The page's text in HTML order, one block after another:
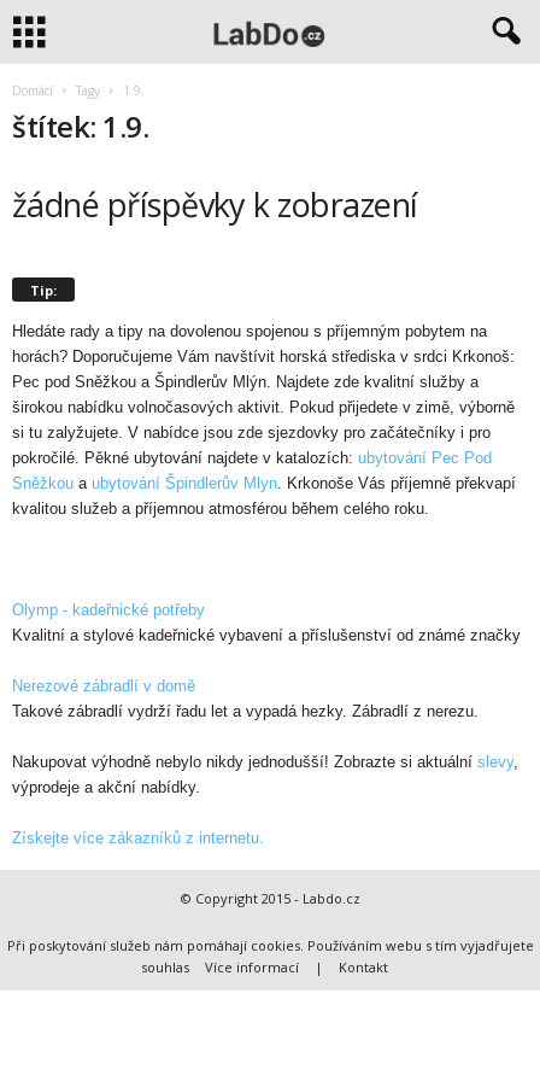
Domácí Tagy 1.9.
štítek: 1.9.
žádné příspěvky k zobrazení
Tip:
Hledáte rady a tipy na dovolenou spojenou s příjemným pobytem na
horách? Doporučujeme Vám navštívit horská střediska v srdci Krkonoš:
Pec pod Sněžkou a Špindlerův Mlýn. Najdete zde kvalitní služby a
širokou nabídku volnočasových aktivit. Pokud přijedete v zimě, výborně
si tu zalyžujete. V nabídce jsou zde sjezdovky pro začátečníky i pro
pokročilé. Pěkné ubytování najdete v katalozích: ubytování Pec Pod
Sněžkou a ubytování Špindlerův Mlyn . Krkonoše Vás příjemně překvapí
kvalitou služeb a příjemnou atmosférou během celého roku.
Olymp - kadeřnické potřeby
Kvalitní a stylové kadeřnické vybavení a příslušenství od známé značky
Nerezové zábradlí v domě
Takové zábradlí vydrží řadu let a vypadá hezky. Zábradlí z nerezu.
Nakupovat výhodně nebylo nikdy jednodušší! Zobrazte si aktuální slevy,
výprodeje a akční nabídky.
Získejte více zákazníků z internetu.
© Copyright 2015 - Labdo.cz
Při poskytování služeb nám pomáhají cookies. Používáním webu s tím vyjadřujete
souhlas
Více informací | Kontakt